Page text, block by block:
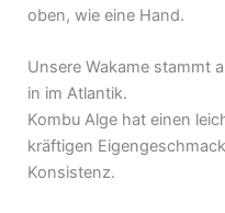
oben, wie eine Hand.
Unsere Wakame stammt
in im Atlantik.
Kombu Alge hat einen
kräftigen
Konsistenz.